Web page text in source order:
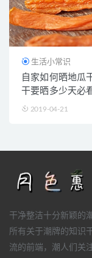
生活小常识
自家如何晒地瓜
干要晒多少天必
2019-04-21
干净整洁十分新颖的
所有关于潮牌的知识
流的前端，潮人们关